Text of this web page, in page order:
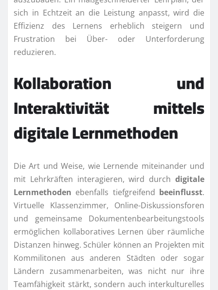
sich in Echtzeit an die Leistung anpasst, wird die
Effizienz des Lernens erheblich steigern und
Frustration bei Über- oder Unterforderung
reduzieren.
Kollaboration und
Interaktivität mittels
digitale Lernmethoden
Die Art und Weise, wie Lernende miteinander und
mit Lehrkräften interagieren, wird durch digitale
Lernmethoden ebenfalls tiefgreifend beeinflusst.
Virtuelle Klassenzimmer, Online-Diskussionsforen
und gemeinsame Dokumentenbearbeitungstools
ermöglichen kollaboratives Lernen über räumliche
Distanzen hinweg. Schüler können an Projekten mit
Kommilitonen aus anderen Städten oder sogar
Ländern zusammenarbeiten, was nicht nur ihre
Teamfähigkeit stärkt, sondern auch interkulturelles